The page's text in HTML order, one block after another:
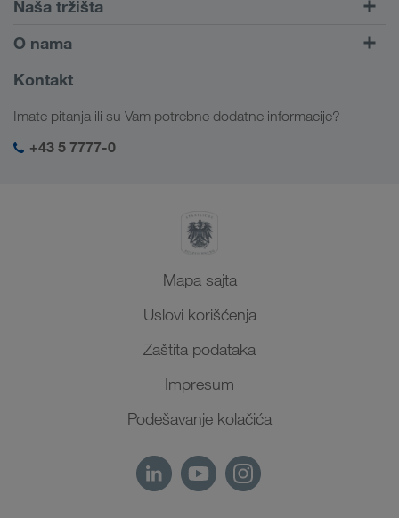
Portal za klijente CONNECT
Digitalna rešenja
Rešenja za industriju
Naša tržišta
Evropa
Kavkaz
Centralna Azija
Bliski Istok
O nama
Informacije o preduzeću
Društvena odgovornost
SHEQ menadžment
Kontakt
Imate pitanja ili su Vam potrebne dodatne informacije?
+43 5 7777-0
Mapa sajta
Uslovi korišćenja
Zaštita podataka
Impresum
Podešavanje kolačića